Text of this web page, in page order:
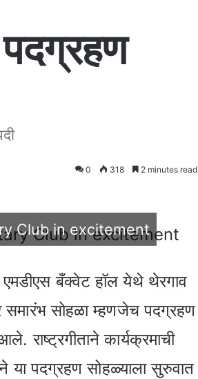
पदग्रहण
0 318 2 minutes read
Club in excitement
बँक्वेट हॉल येथे थेरगाव
समारंभ सोहळा म्हणजेच पदग्रहण
राष्ट्रगीताने कार्यक्रमाची
या पदग्रहण सोहळ्याला सुरुवात